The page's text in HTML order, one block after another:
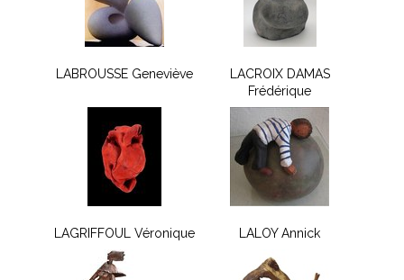
LABROUSSE Geneviève
LACROIX DAMAS
Frédérique
LAGRIFFOUL Véronique LALOY Annick